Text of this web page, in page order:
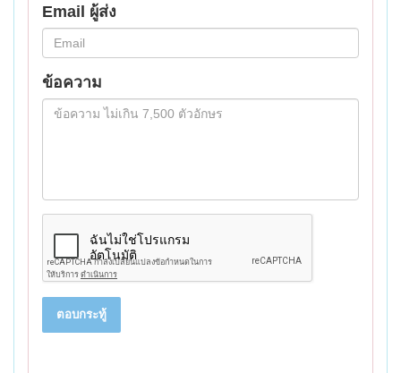
Email ผู้ส่ง
ข้อความ
ตอบกระทู้